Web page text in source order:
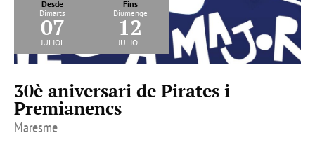
Desde
Dimarts
07
juliol
Fins
Diumenge
12
juliol
30è aniversari de Pirates i
Premianencs
Maresme